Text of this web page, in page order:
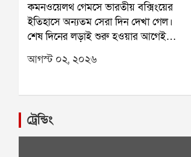
কমনওয়েলথ গেমসে ভারতীয় বক্সিংয়ের
ইতিহাসে অন্যতম সেরা দিন দেখা গেল।
শেষ দিনের লড়াই শুরু হওয়ার আগেই
নিশ্চিত হয়ে গিয়েছিল, এবার একসঙ্গে দশটি
পদক জিততে চলেছেন ভারতের বক্সাররা।
কখনও বক্সিংয়ে এত বেশি পদক জিততে
পারেনি। তাই শুরু থেকেই এই সাফল্য
ইতিহাসের পাতায় জায়গা করে নেয়।শেষ
পর্যন্ত ভারতের ঝুলিতে আসে মোট দশটি
আগস্ট ০২, ২০২৬
ট্রেন্ডিং